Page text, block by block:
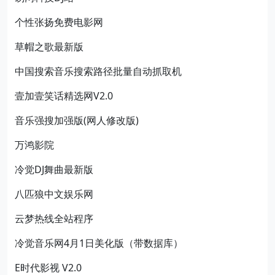
个性张扬免费电影网
草帽之歌最新版
中国搜索音乐搜索路径批量自动抓取机
壹加壹笑话精选网V2.0
音乐强搜加强版(网人修改版)
万鸿影院
冷觉DJ舞曲最新版
八匹狼中文娱乐网
云梦热线全站程序
冷觉音乐网4月1日美化版（带数据库）
E时代影视 V2.0